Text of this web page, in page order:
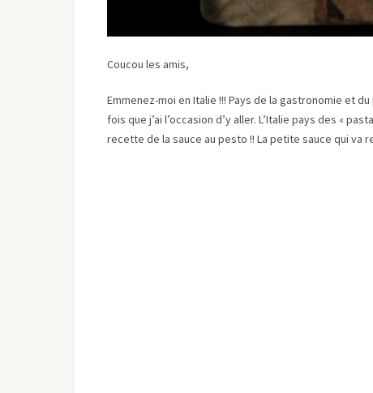
Coucou les amis,
Emmenez-moi en Italie !!! Pays de la gastronomie et
fois que j’ai l’occasion d’y aller. L’Italie pays des «
recette de la sauce au pesto !! La petite sauce qui